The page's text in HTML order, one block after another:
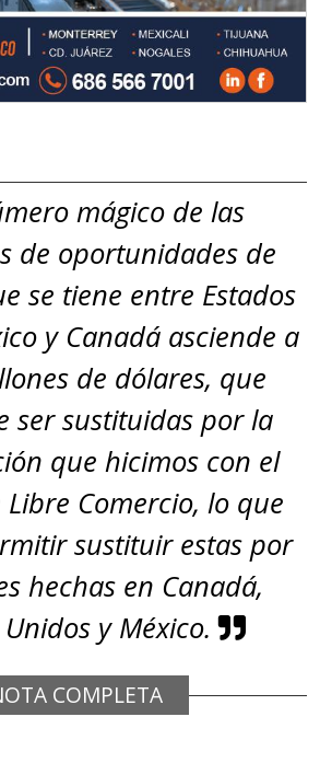
mágico de las
de oportunidades de
se tiene entre Estados
y Canadá asciende a
de dólares, que
ser sustituidas por la
que hicimos con el
Comercio, lo que
sustituir estas por
hechas en Canadá,
Unidos y México.
COMPLETA